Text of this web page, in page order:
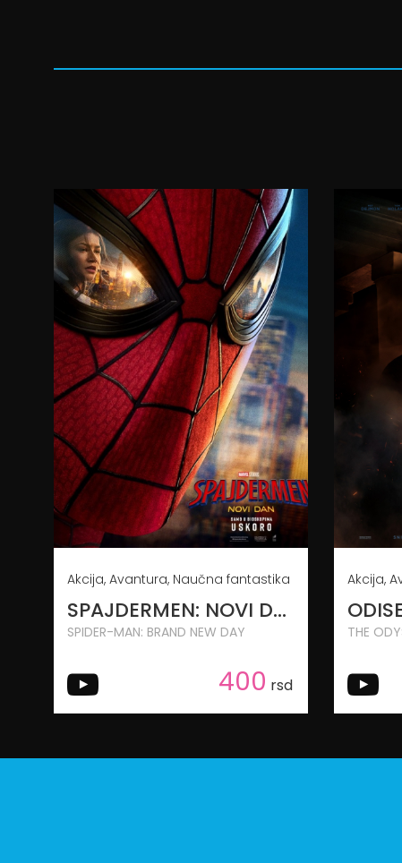
17:30
06.08.2026.
07.08.2026.
08.08.2026.
09.08.2026.
10.08.2026.
11.08.2026.
12.08.2026.
15:00 08.08.2026.
Akcija, Avantura, Naučna fantastika
SPAJDERMEN: NOVI DAN
SPIDER-MAN: BRAND NEW DAY
400 rsd
20:00
THE